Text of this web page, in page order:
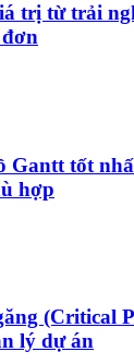
trị từ trải
Gantt tốt
hợp
(Critical
lý dự án